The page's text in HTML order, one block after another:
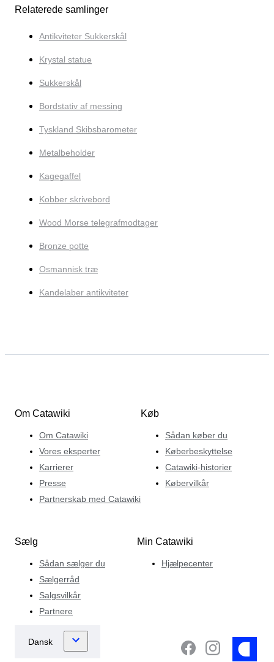
Relaterede samlinger
Antikviteter Sukkerskål
Krystal statue
Sukkerskål
Bordstativ af messing
Tyskland Skibsbarometer
Metalbeholder
Kagegaffel
Kobber skrivebord
Wood Morse telegrafmodtager
Bronze potte
Osmannisk træ
Kandelaber antikviteter
Om Catawiki
Om Catawiki
Vores eksperter
Karrierer
Presse
Partnerskab med Catawiki
Køb
Sådan køber du
Køberbeskyttelse
Catawiki-historier
Købervilkår
Sælg
Sådan sælger du
Sælgerråd
Salgsvilkår
Partnere
Min Catawiki
Hjælpecenter